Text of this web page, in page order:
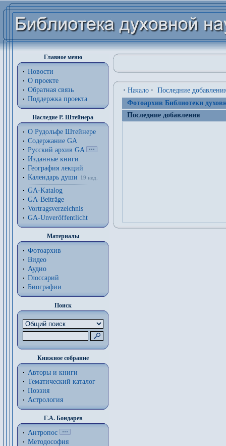
Главное меню
Новости
О проекте
Обратная связь
Поддержка проекта
Наследие Р. Штейнера
О Рудольфе Штейнере
Содержание GA
Русский архив GA
Изданные книги
География лекций
Календарь души
19 нед.
GA-Katalog
GA-Beiträge
Vortragsverzeichnis
GA-Unveröffentlicht
Материалы
Фотоархив
Видео
Аудио
Глоссарий
Биографии
Поиск
Книжное собрание
Авторы и книги
Тематический каталог
Поэзия
Астрология
Г.А. Бондарев
Антропос
Методософия
· Начало · Последние
Фотоархив Библиотеки
Последние добавления